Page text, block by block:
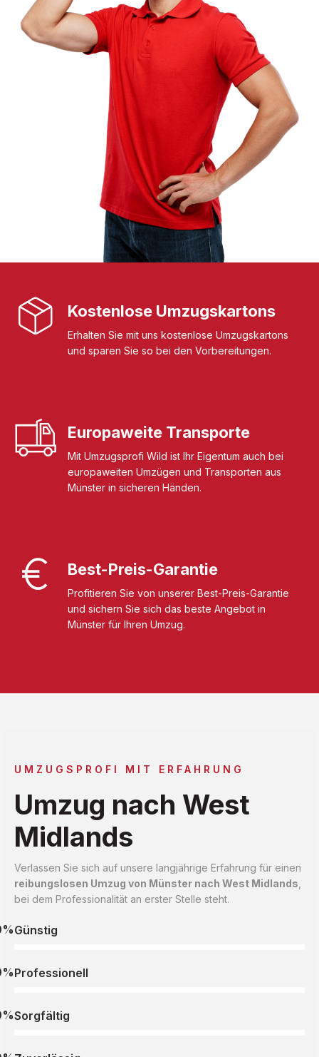
Kostenlose Umzugskartons
Erhalten Sie mit uns kostenlose Umzugskartons
und sparen Sie so bei den Vorbereitungen.
Europaweite Transporte
Mit Umzugsprofi Wild ist Ihr Eigentum auch bei
europaweiten Umzügen und Transporten aus
Münster in sicheren Händen.
Best-Preis-Garantie
Profitieren Sie von unserer Best-Preis-Garantie
und sichern Sie sich das beste Angebot in
Münster für Ihren Umzug.
UMZUGSPROFI MIT ERFAHRUNG
Umzug nach West
Midlands
Verlassen Sie sich auf unsere langjährige Erfahrung für einen
reibungslosen Umzug von Münster nach West Midlands
bei dem Professionalität an erster Stelle steht.
Günstig
Professionell
Sorgfältig